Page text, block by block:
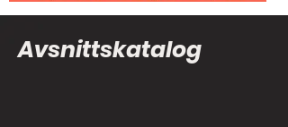
Avsnittskatalog